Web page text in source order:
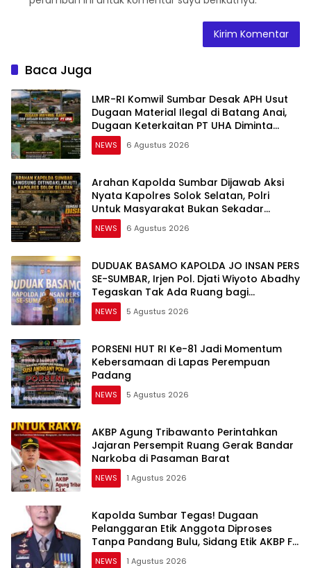
Baca Juga
LMR-RI Komwil Sumbar Desak APH Usut
Dugaan Material Ilegal di Batang Anai,
Dugaan Keterkaitan PT UHA Diminta
Diselidiki Tuntas
NEWS 6 Agustus 2026
Arahan Kapolda Sumbar Dijawab Aksi
Nyata Kapolres Solok Selatan, Polri
Untuk Masyarakat Bukan Sekadar
Slogan
NEWS 6 Agustus 2026
DUDUAK BASAMO KAPOLDA JO INSAN PERS
SE-SUMBAR, Irjen Pol. Djati Wiyoto Abadhy
Tegaskan Tak Ada Ruang bagi
Pelanggar Hukum di Internal Polri
NEWS 5 Agustus 2026
PORSENI HUT RI Ke-81 Jadi Momentum
Kebersamaan di Lapas Perempuan
Padang
NEWS 5 Agustus 2026
AKBP Agung Tribawanto Perintahkan
Jajaran Persempit Ruang Gerak Bandar
Narkoba di Pasaman Barat
NEWS 1 Agustus 2026
Kapolda Sumbar Tegas! Dugaan
Pelanggaran Etik Anggota Diproses
Tanpa Pandang Bulu, Sidang Etik AKBP F
Dipercepat
NEWS 1 Agustus 2026